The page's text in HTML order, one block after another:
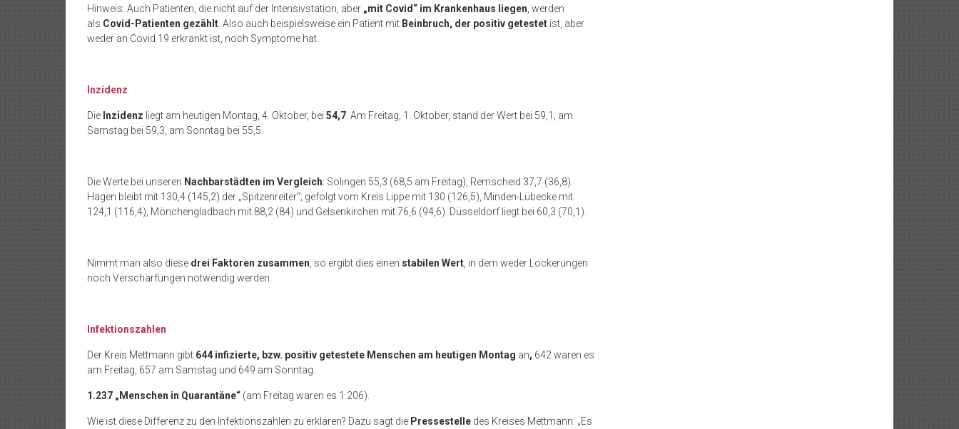
Hinweis: Auch Patienten, die nicht auf der Intensivstation, aber „mit Covid“ im Krankenhaus liegen , werden
als Covid-Patienten gezählt . Also auch beispielsweise ein Patient mit Beinbruch, der positiv getestet ist, aber
weder an Covid 19 erkrankt ist, noch Symptome hat.
Inzidenz
Die Inzidenz liegt am heutigen Montag, 4. Oktober, bei 54,7 . Am Freitag, 1. Oktober, stand der Wert bei 59,1, am
Samstag bei 59,3, am Sonntag bei 55,5.
Die Werte bei unseren Nachbarstädten im Vergleich: Solingen 55,3 (68,5 am Freitag), Remscheid 37,7 (36,8).
Hagen bleibt mit 130,4 (145,2) der „Spitzenreiter“; gefolgt vom Kreis Lippe mit 130 (126,5), Minden-Lübecke mit
124,1 (116,4), Mönchengladbach mit 88,2 (84) und Gelsenkirchen mit 76,6 (94,6). Düsseldorf liegt bei 60,3 (70,1).
Nimmt man also diese drei Faktoren zusammen , so ergibt dies einen stabilen Wert , in dem weder Lockerungen
noch Verschärfungen notwendig werden.
Infektionszahlen
Der Kreis Mettmann gibt 644 infizierte, bzw. positiv getestete Menschen am heutigen Montag an, 642 waren es
am Freitag, 657 am Samstag und 649 am Sonntag.
1.237 „Menschen in Quarantäne“ (am Freitag waren es 1.206).
Wie ist diese Differenz zu den Infektionszahlen zu erklären? Dazu sagt die Pressestelle des Kreises Mettmann: „Es